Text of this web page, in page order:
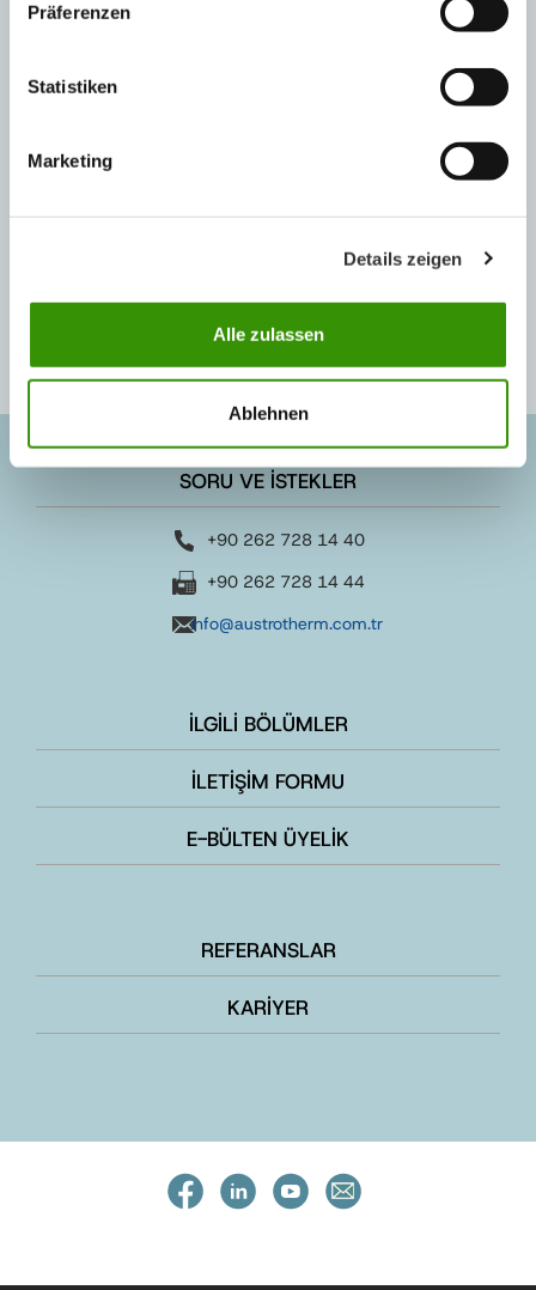
Präferenzen
Statistiken
Marketing
Details zeigen
Alle zulassen
Ablehnen
EPS
Binalarda Enerji Kimliği Nedir? Neden gereklidir?
Isı Yalıtımının İklime Olumlu Etkisi
SORU VE İSTEKLER
+90 262 728 14 40
+90 262 728 14 44
info@austrotherm.com.tr
İLGİLİ BÖLÜMLER
İLETİŞİM FORMU
E-BÜLTEN ÜYELİK
REFERANSLAR
KARİYER